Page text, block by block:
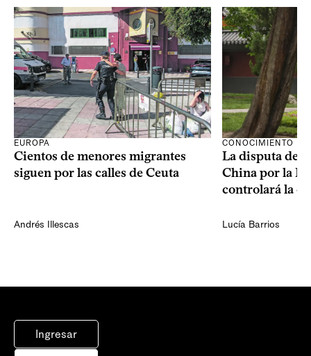
EUROPA
Cientos de menores migrantes
siguen por las calles de Ceuta
Andrés Illescas
CONOCIMIENTO
La disputa de
China por la
controlará la
Lucía Barrios
Ingresar